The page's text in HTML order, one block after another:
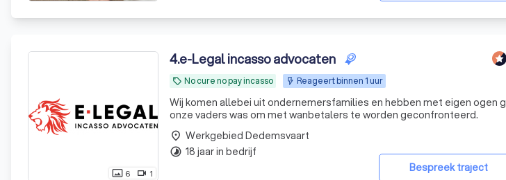
photo_size_select_actual 6 videocam 1
4.e-Legal incasso advocaten
local_offer No cure no pay incasso Reageert binnen 1 uur
Wij komen allebei uit ondernemersfamilies en hebben met eigen ogen
onze vaders was om met wanbetalers te worden geconfronteerd.
Bespreek traject
place Werkgebied Dedemsvaart
timelapse 18 jaar in bedrijf